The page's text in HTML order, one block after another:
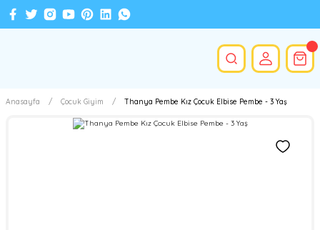
Anasayfa Çocuk Giyim Thanya Pembe Kız Çocuk Elbise Pembe - 3 Yaş